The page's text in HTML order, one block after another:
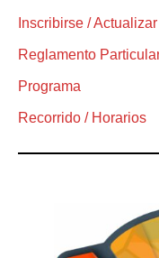
Inscribirse /
Reglamento
Programa
Recorrido / Horarios